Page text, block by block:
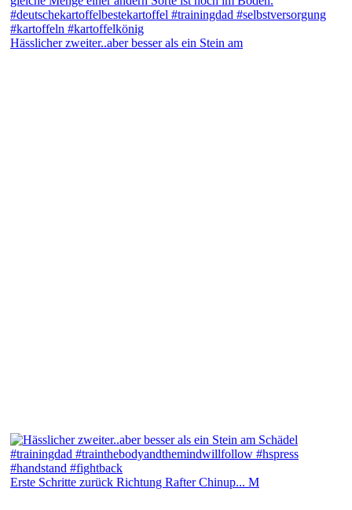
Hässlicher zweiter..aber besser als ein Stein am
Erste Schritte zurück Richtung Rafter Chinup... M